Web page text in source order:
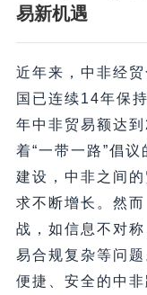
易新机遇
近年来，中非经
国已连续14年保
年中非贸易额达
着“一带一路”倡
建设，中非之间
求不断增长。然
战，如信息不对
易合规复杂等问
便捷、安全的中